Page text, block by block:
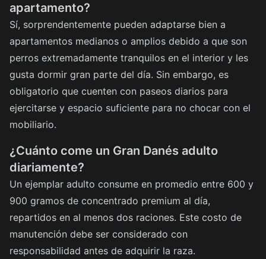
apartamento?
Sí, sorprendentemente pueden adaptarse bien a
apartamentos medianos o amplios debido a que son
perros extremadamente tranquilos en el interior y les
gusta dormir gran parte del día. Sin embargo, es
obligatorio que cuenten con paseos diarios para
ejercitarse y espacio suficiente para no chocar con el
mobiliario.
¿Cuánto come un Gran Danés adulto
diariamente?
Un ejemplar adulto consume en promedio entre 600 y
900 gramos de concentrado premium al día,
repartidos en al menos dos raciones. Este costo de
manutención debe ser considerado con
responsabilidad antes de adquirir la raza.